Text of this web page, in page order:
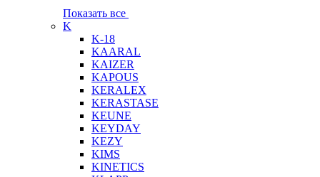
Показать все
K
K-18
KAARAL
KAIZER
KAPOUS
KERALEX
KERASTASE
KEUNE
KEYDAY
KEZY
KIMS
KINETICS